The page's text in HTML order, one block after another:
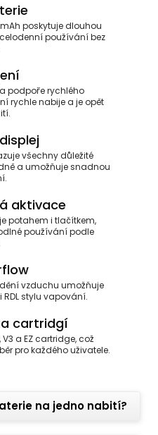
poskytuje dlouhou
používání bez
podpoře rychlého
rychle nabije a je opět
všechny důležité
a umožňuje snadnou
aktivace
potahem i tlačítkem,
používání podle
vzduchu umožňuje
RDL stylu vapování.
cartridgí
V3 a EZ cartridge, což
pro každého uživatele.
na jedno nabití?